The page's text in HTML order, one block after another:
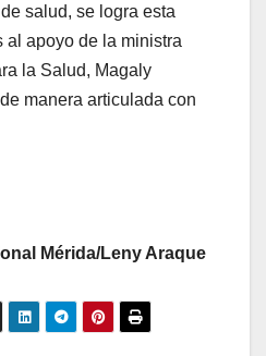
salud, se logra esta
al apoyo de la ministra
la Salud, Magaly
manera articulada con
Mérida/Leny Araque